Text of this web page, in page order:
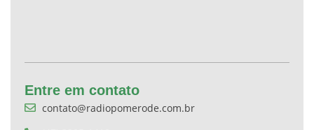
Entre em contato
contato@radiopomerode.com.br